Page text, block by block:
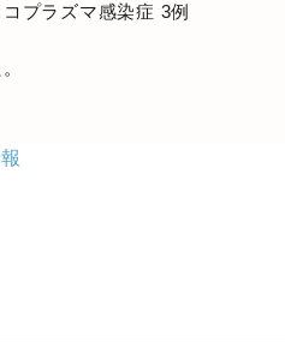
プラズマ感染症 3例